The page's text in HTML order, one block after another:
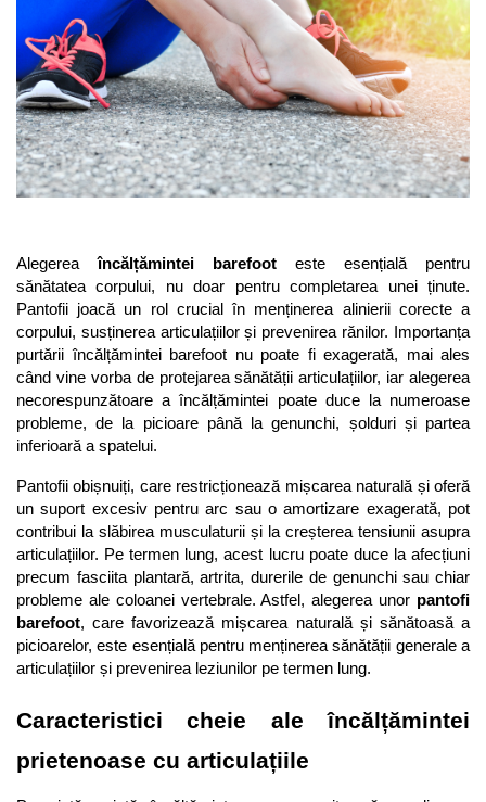
Șosete-pantofi
Reduceri
Reduceri
Alegerea încălțămintei barefoot este esențială pentru
sănătatea corpului, nu doar pentru completarea unei ținute.
Pantofii joacă un rol crucial în menținerea alinierii corecte a
corpului, susținerea articulațiilor și prevenirea rănilor. Importanța
purtării încălțămintei barefoot nu poate fi exagerată, mai ales
când vine vorba de protejarea sănătății articulațiilor, iar alegerea
necorespunzătoare a încălțămintei poate duce la numeroase
probleme, de la picioare până la genunchi, șolduri și partea
inferioară a spatelui.
Pantofii obișnuiți, care restricționează mișcarea naturală și oferă
un suport excesiv pentru arc sau o amortizare exagerată, pot
contribui la slăbirea musculaturii și la creșterea tensiunii asupra
articulațiilor. Pe termen lung, acest lucru poate duce la afecțiuni
precum fasciita plantară, artrita, durerile de genunchi sau chiar
probleme ale coloanei vertebrale. Astfel, alegerea unor pantofi
barefoot, care favorizează mișcarea naturală și sănătoasă a
picioarelor, este esențială pentru menținerea sănătății generale a
articulațiilor și prevenirea leziunilor pe termen lung.
Caracteristici cheie ale încălțămintei
prietenoase cu articulațiile